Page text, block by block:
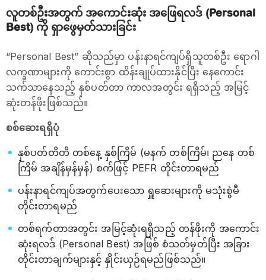
လူတစ်ဦးအတွက် အကောင်းဆုံး အဖြေရလဒ် (Personal
Best) ကို ရှာဖွေမှတ်သားခြင်း
“Personal Best” ဆိုသည်မှာ ပန်းနာရင်ကျပ်ရှိသူတစ်ဦး ရောဂါ
လက္ခဏာများကို ကောင်းစွာ ထိန်းချုပ်ထားနိုင်ပြီး နေကောင်း
သက်သာနေသည့် နှစ်ပတ်တာ ကာလအတွင်း ရရှိသည့် အမြင့်
ဆုံးတန်ဖိုးဖြစ်သည်။
စစ်ဆေးရရှိပုံ
နှစ်ပတ်တိတိ တစ်နေ့ နှစ်ကြိမ် (မနက် တစ်ကြိမ်၊ ညနေ တစ်
ကြိမ် အချိန်မှန်မှန်) စက်ဖြင့် PEFR တိုင်းတာရမည်
ပန်းနာရင်ကျပ်အတွက်ပေးသော ရှူဆေးများကို မသုံးစွဲမီ
တိုင်းတာရမည်
တစ်ရက်တာအတွင်း အမြင့်ဆုံးရရှိသည့် တန်ဖိုးကို အကောင်း
ဆုံးရလဒ် (Personal Best) အဖြစ် စံသတ်မှတ်ပြီး အခြား
တိုင်းတာချက်များနှင့် နှိုင်းယှဉ်ရမည်ဖြစ်သည်။